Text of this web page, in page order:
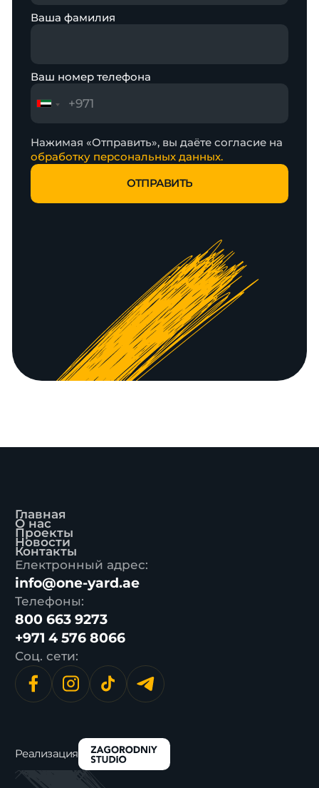
Ваша фамилия
Ваш номер телефона
ОТПРАВИТЬ
Нажимая «Отправить», вы даёте согласие на
обработку персональных данных.
Главная
О нас
Проекты
Новости
Контакты
Електронный адрес:
info@one-yard.ae
Телефоны:
800 663 9273
+971 4 576 8066
Соц. сети:
Реализация